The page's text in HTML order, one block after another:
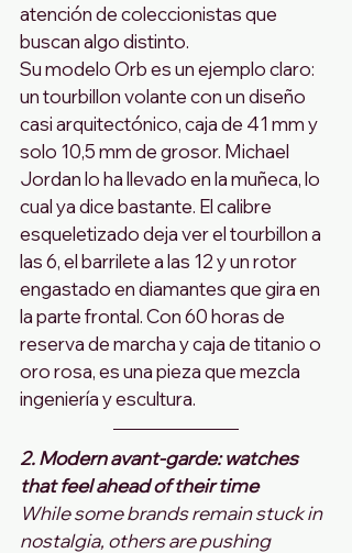
atención de coleccionistas que
buscan algo distinto.
Su modelo Orb es un ejemplo claro:
un tourbillon volante con un diseño
casi arquitectónico, caja de 41 mm y
solo 10,5 mm de grosor. Michael
Jordan lo ha llevado en la muñeca, lo
cual ya dice bastante. El calibre
esqueletizado deja ver el tourbillon a
las 6, el barrilete a las 12 y un rotor
engastado en diamantes que gira en
la parte frontal. Con 60 horas de
reserva de marcha y caja de titanio o
oro rosa, es una pieza que mezcla
ingeniería y escultura.
2. Modern avant‑garde: watches
that feel ahead of their time
While some brands remain stuck in
nostalgia, others are pushing